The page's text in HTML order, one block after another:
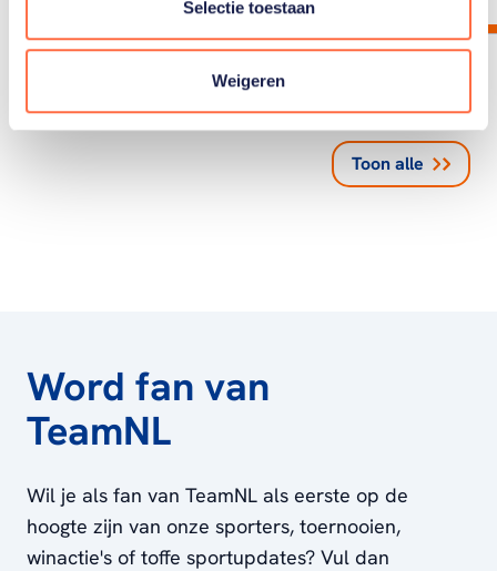
Selectie toestaan
Weigeren
Toon alle
Word fan van
TeamNL
Wil je als fan van TeamNL als eerste op de
hoogte zijn van onze sporters, toernooien,
winactie's of toffe sportupdates? Vul dan